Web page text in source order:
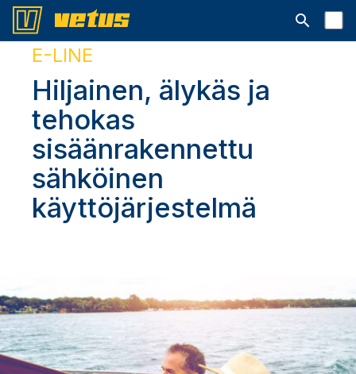
Avaa
E-LINE
Hiljainen, älykäs ja
tehokas
sisäänrakennettu
sähköinen
käyttöjärjestelmä